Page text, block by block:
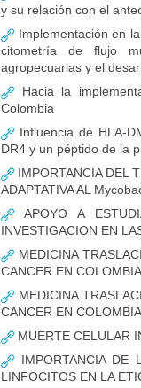
y su relación con el
Implementación en
citometría de flujo
agropecuarias y el
Hacia la
Colombia
Influencia de HLA-
DR4 y un péptido de la
IMPORTANCIA DEL
ADAPTATIVA AL
APOYO A
INVESTIGACION EN
MEDICINA
CANCER EN COLOMBIA
MEDICINA
CANCER EN COLOMBIA
MUERTE CELULAR
IMPORTANCIA DE
LINFOCITOS EN LA